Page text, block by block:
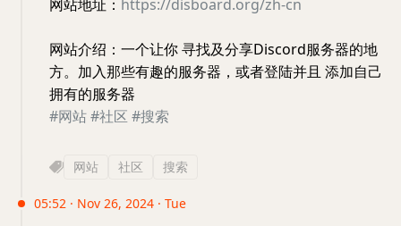
网站地址： https://disboard.org/zh-cn
网站介绍：一个让你 寻找及分享Discord服务器的地
方。加入那些有趣的服务器，或者登陆并且 添加自己
拥有的服务器
#网站#社区 #搜索
网站 社区 搜索
05:52 · Nov 26, 2024 · Tue